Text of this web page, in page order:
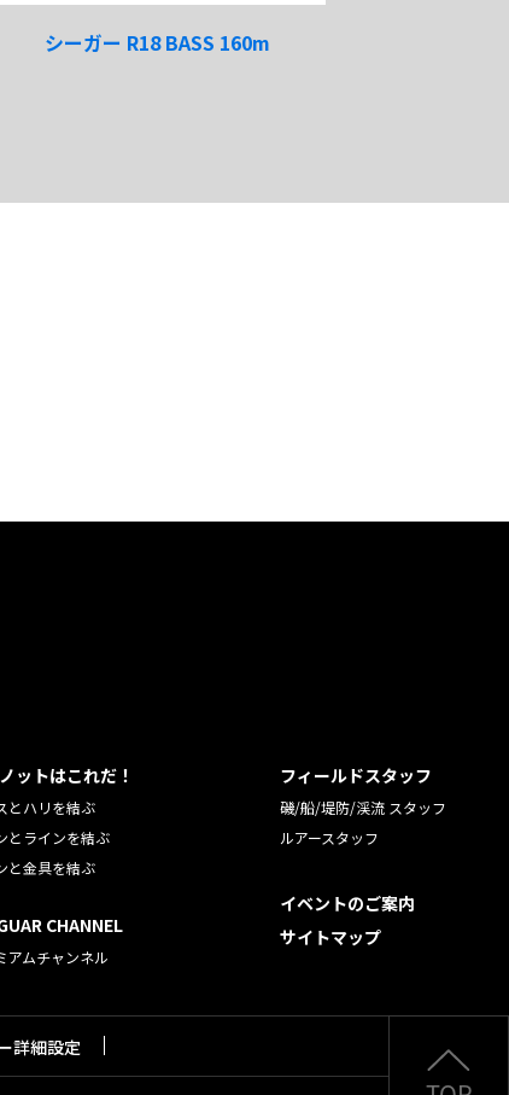
シーガー R18 BASS 160m
ットはこれだ！
とハリを結ぶ
とラインを結ぶ
と金具を結ぶ
CHANNEL
アムチャンネル
フィールドスタッフ
磯/船/堤防/渓流 スタッフ
ルアースタッフ
イベントのご案内
サイトマップ
詳細設定